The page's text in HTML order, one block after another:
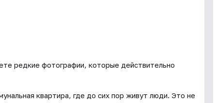
редкие фотографии, которые действительно
квартира, где до сих пор живут люди. Это не